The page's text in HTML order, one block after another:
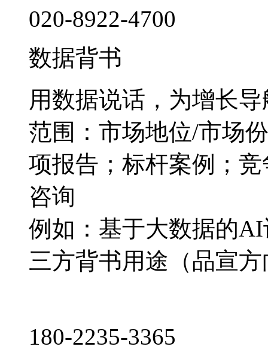
020-8922-4700
数据背书
用数据说话，为增长导
范围：市场地位/市场
项报告；标杆案例；
咨询
例如：基于大数据的
三方背书用途（品宣
180-2235-3365